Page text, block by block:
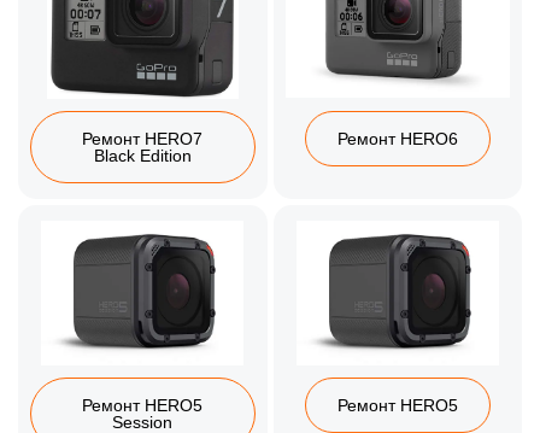
Ремонт HERO7
Black Edition
Ремонт HERO6
Ремонт HERO5
Session
Ремонт HERO5